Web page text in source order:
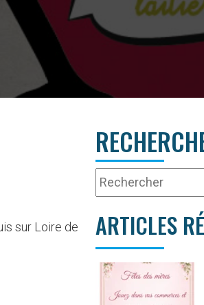
sur Loire de
ARTICLES